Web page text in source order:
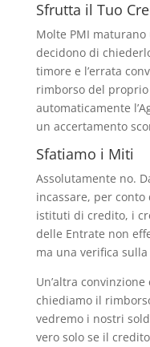
Sfrutta il Tuo
Molte PMI maturano
decidono di
timore e l’errata
rimborso del
automaticamente
un accertamento
Sfatiamo i Miti
Assolutamente no.
incassare, per
istituti di credito, i
delle Entrate non
ma una verifica
Un’altra
chiediamo il
vedremo i nostri
vero solo se il